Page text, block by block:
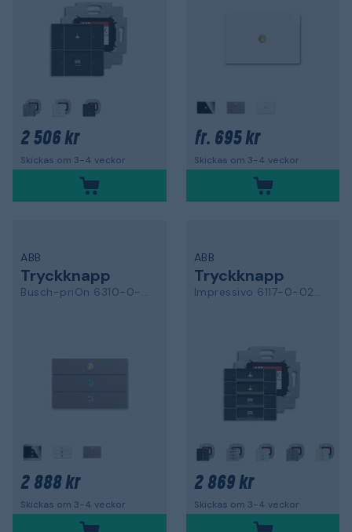
2 506 kr
Skickas om 3-4 veckor
fr. 695 kr
Skickas om 3-4 veckor
ABB
Tryckknapp
Busch-priOn 6310-0-0122
2 888 kr
Skickas om 3-4 veckor
ABB
Tryckknapp
Impressivo 6117-0-0221
2 869 kr
Skickas om 3-4 veckor